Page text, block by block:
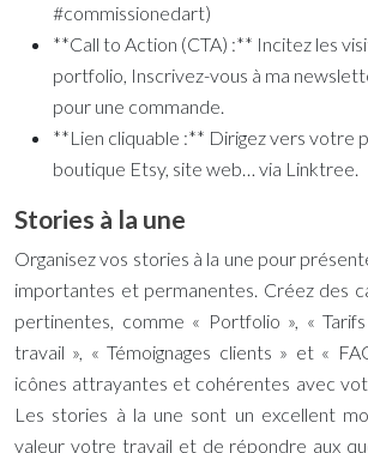
#commissionedart)
**Call to Action (CTA) :** Incitez les
portfolio, Inscrivez-vous à ma
pour une commande.
**Lien cliquable :** Dirigez vers votre
boutique Etsy, site web… via Linktree.
Stories à la une
Organisez vos stories à la une pour
importantes et permanentes. Créez des
pertinentes, comme « Portfolio », «
travail », « Témoignages clients » et «
icônes attrayantes et cohérentes avec
Les stories à la une sont un excellent
valeur votre travail et de répondre aux